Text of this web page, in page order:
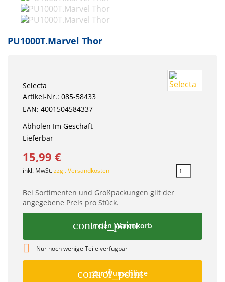
PU1000T.Marvel Thor
Selecta
Artikel-Nr.: 085-58433
EAN: 4001504584337
Abholen Im Geschäft
Lieferbar
15,99 €
inkl. MwSt.zzgl. Versandkosten
Bei Sortimenten und Großpackungen gilt der
angegebene Preis pro Stück.
control_point
In den Warenkorb
 Nur noch wenige Teile verfügbar
control_point
Zur Wunschliste